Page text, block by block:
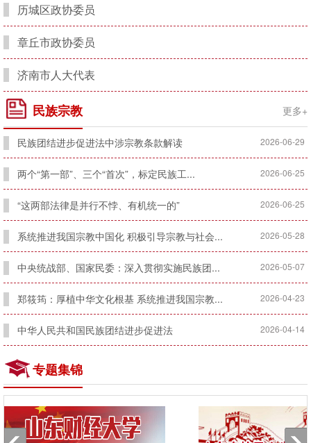
历城区政协委员
章丘市政协委员
济南市人大代表
民族宗教 更多+
民族团结进步促进法中涉宗教条款解读 2026-06-29
两个“第一部”、三个“首次”，标定民族工... 2026-06-25
“这两部法律是并行不悖、有机统一的” 2026-06-25
系统推进我国宗教中国化 积极引导宗教与社会... 2026-05-28
中央统战部、国家民委：深入贯彻实施民族团... 2026-05-07
郑筱筠：厚植中华文化根基 系统推进我国宗教... 2026-04-23
中华人民共和国民族团结进步促进法 2026-04-14
专题集锦